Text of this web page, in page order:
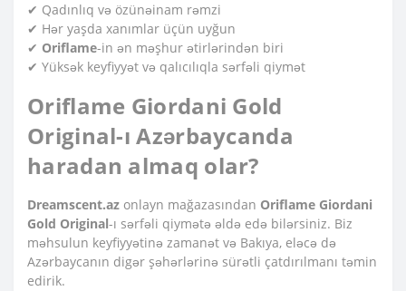
✔ Qadınlıq və özünəinam rəmzi
✔ Hər yaşda xanımlar üçün uyğun
✔ Oriflame-in ən məşhur ətirlərindən biri
✔ Yüksək keyfiyyət və qalıcılıqla sərfəli qiymət
Oriflame Giordani Gold
Original-ı Azərbaycanda
haradan almaq olar?
Dreamscent.az onlayn mağazasından Oriflame Giordani
Gold Original-ı sərfəli qiymətə əldə edə bilərsiniz. Biz
məhsulun keyfiyyətinə zamanət və Bakıya, eləcə də
Azərbaycanın digər şəhərlərinə sürətli çatdırılmanı təmin
edirik.